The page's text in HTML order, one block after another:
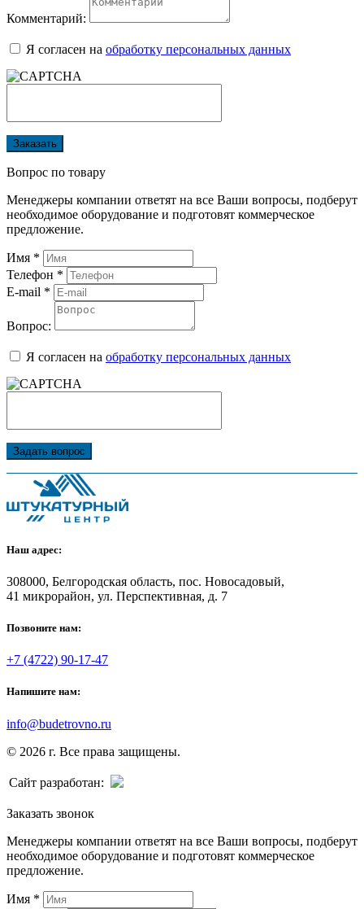
Комментарий:
Я согласен на обработку персональных данных
Заказать
Вопрос по товару
Менеджеры компании ответят на все Ваши вопросы, подберут
необходимое оборудование и подготовят коммерческое
предложение.
Имя *
Телефон *
E-mail *
Вопрос:
Я согласен на обработку персональных данных
Задать вопрос
Наш адрес:
308000, Белгородская область, пос. Новосадовый,
41 микрорайон, ул. Перспективная, д. 7
Позвоните нам:
+7 (4722) 90-17-47
Напишите нам:
info@budetrovno.ru
© 2026 г. Все права защищены.
Сайт разработан:
Заказать звонок
Менеджеры компании ответят на все Ваши вопросы, подберут
необходимое оборудование и подготовят коммерческое
предложение.
Имя *